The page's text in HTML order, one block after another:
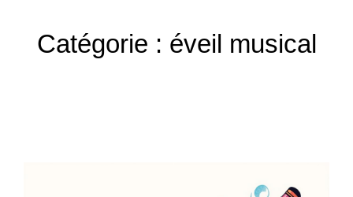
Catégorie : éveil musical